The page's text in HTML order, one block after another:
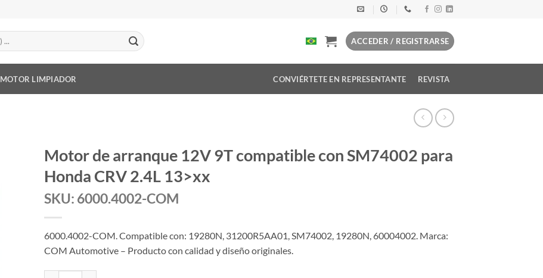
ACCEDER / REGISTRARSE
MOTOR LIMPIADOR CONVIÉRTETE EN REPRESENTANTE REVISTA
Motor de arranque 12V 9T compatible con SM74002 para
Honda CRV 2.4L 13>xx
SKU: 6000.4002-COM
6000.4002-COM. Compatible con: 19280N, 31200R5AA01, SM74002, 19280N, 60004002. Marca:
COM Automotive – Producto con calidad y diseño originales.